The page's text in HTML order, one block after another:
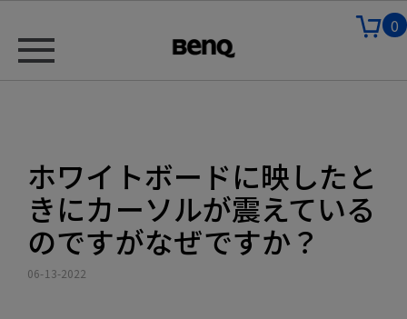
0
ホワイトボードに映したと
きにカーソルが震えている
のですがなぜですか？
06-13-2022